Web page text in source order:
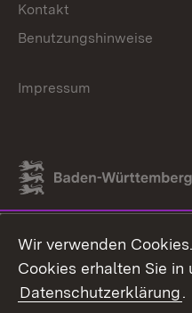
Link zum Landesportal
Kontakt
Benutzungshinweise
Impressum
Wir verwenden
Cookies erhalten Sie in
Datenschutzerklärung.